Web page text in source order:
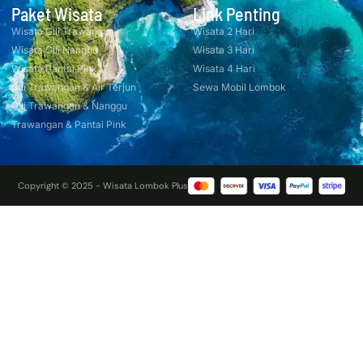
Paket Wisata
Wisata Gili Trawangan
Wisata Gili Nanggu
Wisata Pantai Pink
Gili Trawangan & Air Terjun
Gili Trawangan & Nanggu
Trawangan & Pantai Pink
Link Penting
Wisata 2 Hari
Wisata 3 Hari
Wisata 4 Hari
Sewa Mobil Lombok
Copyright © 2025 - Wisata Lombok Plus